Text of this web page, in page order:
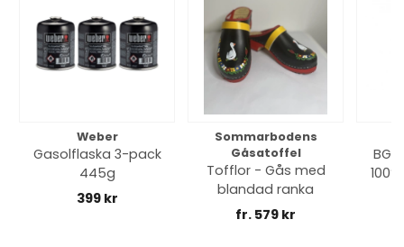
Weber
Gasolflaska 3-pack
445g
399 kr
Sommarbodens
Gåsatoffel
Tofflor - Gås med
blandad ranka
fr. 579 kr